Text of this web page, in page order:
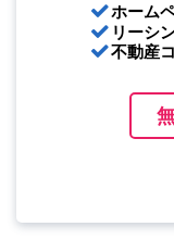
ホーム
リーシ
不動産